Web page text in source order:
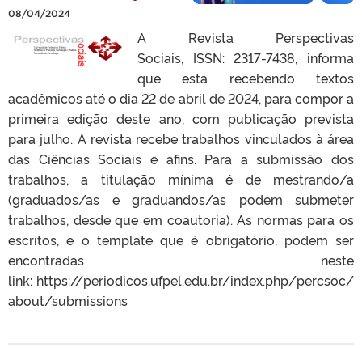
08/04/2024
A Revista Perspectivas
Sociais, ISSN: 2317-7438, informa
que está recebendo textos
acadêmicos até o dia 22 de abril de 2024, para compor a
primeira edição deste ano, com publicação prevista
para julho. A revista recebe trabalhos vinculados à área
das Ciências Sociais e afins. Para a submissão dos
trabalhos, a titulação mínima é de mestrando/a
(graduados/as e graduandos/as podem submeter
trabalhos, desde que em coautoria). As normas para os
escritos, e o template que é obrigatório, podem ser
encontradas neste
link: https://periodicos.ufpel.edu.br/index.php/percsoc/
about/submissions